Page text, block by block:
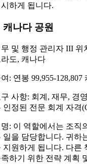
하게 됩니다.
캐나다 공원
및 행정 관리자 III 위
도, 캐나다
: 연봉 99,955-128,807
사항: 회계, 재무, 경
인정된 전문 회계 자격
: 이 역할에서는 조직
일을 담당합니다. 귀하
지원하게 됩니다. 다른
하기 위한 전략 계획